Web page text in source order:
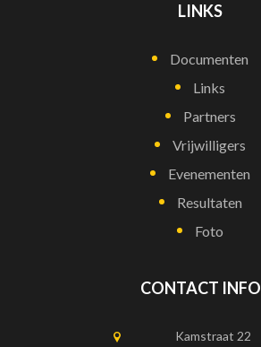
LINKS
Documenten
Links
Partners
Vrijwilligers
Evenementen
Resultaten
Foto
CONTACT INFO
Kamstraat 22